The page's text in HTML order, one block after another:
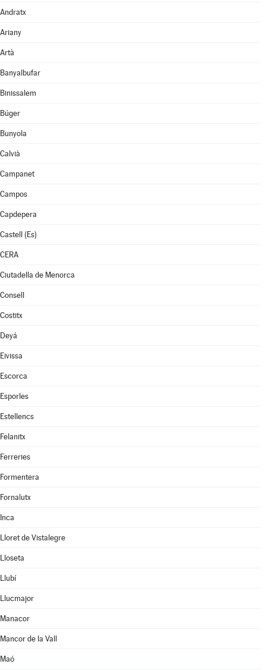
Andratx
Ariany
Artà
Banyalbufar
Binissalem
Búger
Bunyola
Calvià
Campanet
Campos
Capdepera
Castell (Es)
CERA
Ciutadella de Menorca
Consell
Costitx
Deyá
Eivissa
Escorca
Esporles
Estellencs
Felanitx
Ferreries
Formentera
Fornalutx
Inca
Lloret de Vistalegre
Lloseta
Llubí
Llucmajor
Manacor
Mancor de la Vall
Maó